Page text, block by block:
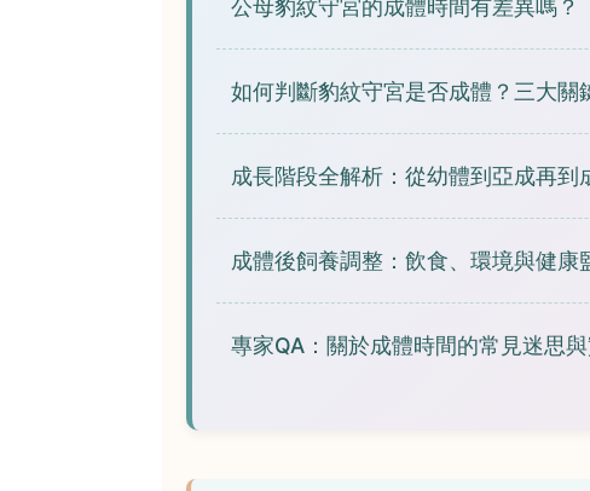
公母豹紋守宮的成體時間有差異嗎？
如何判斷豹紋守宮是否成體？三大關
成長階段全解析：從幼體到亞成再到
成體後飼養調整：飲食、環境與健康
專家QA：關於成體時間的常見迷思